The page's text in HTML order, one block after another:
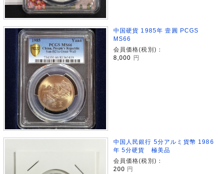
中国硬貨 1985年 壹圓 PCGS
MS66
会員価格(税別)：
8,000
円
中国人民銀行 5分アルミ貨幣 1986
年 5分硬貨 極美品
会員価格(税別)：
200 円